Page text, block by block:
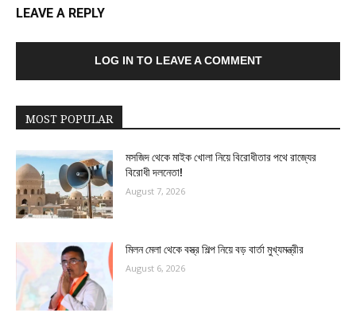
LEAVE A REPLY
LOG IN TO LEAVE A COMMENT
MOST POPULAR
মসজিদ থেকে মাইক খোলা নিয়ে বিরোধীতার পথে রাজ্যের
বিরোধী দলনেতা!
August 7, 2026
মিলন মেলা থেকে বস্ত্র শিল্প নিয়ে বড় বার্তা মুখ্যমন্ত্রীর
August 6, 2026